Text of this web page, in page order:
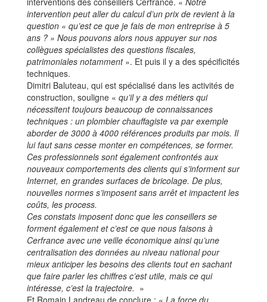
intervention peut aller du calcul d’un prix de revient à la
question « qu’est ce que je fais de mon entreprise à 5
ans ? » Nous pouvons alors nous appuyer sur nos
collègues spécialistes des questions fiscales,
patrimoniales notamment». Et puis il y a des spécificités
techniques.
Dimitri Baluteau, qui est spécialisé dans les activités de
construction, souligne « qu’il y a des métiers qui
nécessitent toujours beaucoup de connaissances
techniques : un plombier chauffagiste va par exemple
aborder de 3000 à 4000 références produits par mois. Il
lui faut sans cesse monter en compétences, se former.
Ces professionnels sont également confrontés aux
nouveaux comportements des clients qui s’informent sur
Internet, en grandes surfaces de bricolage. De plus,
nouvelles normes s’imposent sans arrêt et impactent les
coûts, les process.
Ces constats imposent donc que les conseillers se
forment également et c’est ce que nous faisons à
Cerfrance avec une veille économique ainsi qu’une
centralisation des données au niveau national pour
mieux anticiper les besoins des clients tout en sachant
que faire parler les chiffres c’est utile, mais ce qui
intéresse, c’est la trajectoire. »